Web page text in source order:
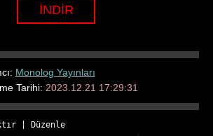
İNDİR
Monolog Yayınları
Tarihi: 2023.12.21 17:29:31
Düzenle